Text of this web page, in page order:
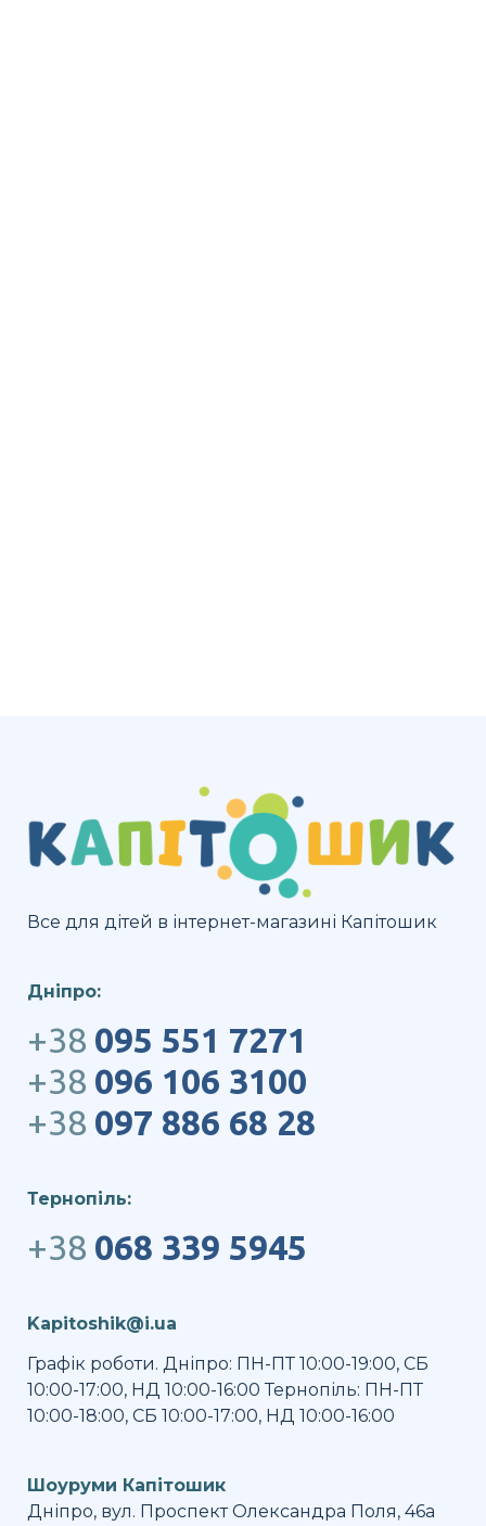
Все для дітей в інтернет-магазині Капітошик
Дніпро:
+38 095 551 7271
+38 096 106 3100
+38 097 886 68 28
Тернопіль:
+38 068 339 5945
Kapitoshik@i.ua
Графік роботи. Дніпро: ПН-ПТ 10:00-19:00, СБ
10:00-17:00, НД 10:00-16:00 Тернопіль: ПН-ПТ
10:00-18:00, СБ 10:00-17:00, НД 10:00-16:00
Шоуруми Капітошик
Дніпро, вул. Проспект Олександра Поля, 46а